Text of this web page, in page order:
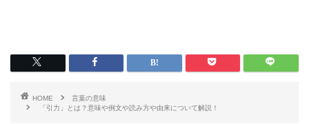
HOME
言葉の意味
「引力」とは？意味や例文や読み方や由来について解説！